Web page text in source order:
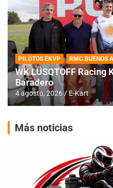
PILOTOS EKVP RMC BUENOS
WK LÜSQTOFF
Baradero
4 agosto, 2026 E-Kart
Más noticias